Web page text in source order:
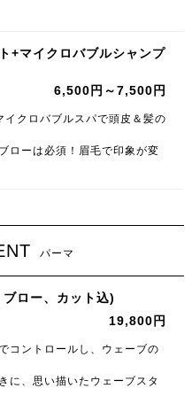
+マイクロバブルシャンプ
6,500円～7,500円
クロバブルスパで頭皮＆髪の
ローは必須！眉毛で印象が変
パーマ
ロー、カット込)
19,800円
コントロールし、ウェーブの
に、思い描いたウェーブスタ